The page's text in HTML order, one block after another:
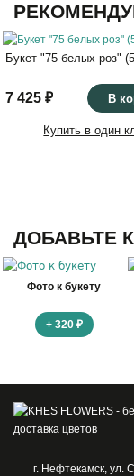
Букет "75 белых роз"
7 425 ₽ В
Купить в один
ДОБАВЬТЕ
Фото к букету
+ 320 ₽
г. Нефтекамск, ул.